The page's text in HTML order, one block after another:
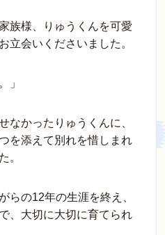
族様、りゅうくんを可愛
立会いくださいました。
」
なかったりゅうくんに、
を添えて別れを惜しまれ
。
らの12年の生涯を終え、
、大切に大切に育てられ